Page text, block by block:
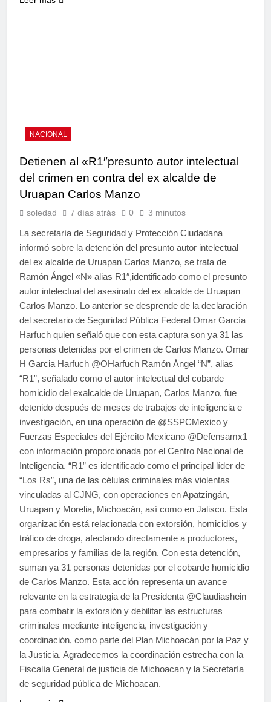
NACIONAL
Detienen al «R1″presunto autor intelectual
del crimen en contra del ex alcalde de
Uruapan Carlos Manzo
soledad 7 días atrás 0 3 minutos
La secretaría de Seguridad y Protección Ciudadana
informó sobre la detención del presunto autor intelectual
del ex alcalde de Uruapan Carlos Manzo, se trata de
Ramón Ángel «N» alias R1″,identificado como el presunto
autor intelectual del asesinato del ex alcalde de Uruapan
Carlos Manzo. Lo anterior se desprende de la declaración
del secretario de Seguridad Pública Federal Omar García
Harfuch quien señaló que con esta captura son ya 31 las
personas detenidas por el crimen de Carlos Manzo. Omar
H Garcia Harfuch @OHarfuch Ramón Ángel “N”, alias
“R1”, señalado como el autor intelectual del cobarde
homicidio del exalcalde de Uruapan, Carlos Manzo, fue
detenido después de meses de trabajos de inteligencia e
investigación, en una operación de @SSPCMexico y
Fuerzas Especiales del Ejército Mexicano @Defensamx1
con información proporcionada por el Centro Nacional de
Inteligencia. “R1” es identificado como el principal líder de
“Los Rs”, una de las células criminales más violentas
vinculadas al CJNG, con operaciones en Apatzingán,
Uruapan y Morelia, Michoacán, así como en Jalisco. Esta
organización está relacionada con extorsión, homicidios y
tráfico de droga, afectando directamente a productores,
empresarios y familias de la región. Con esta detención,
suman ya 31 personas detenidas por el cobarde homicidio
de Carlos Manzo. Esta acción representa un avance
relevante en la estrategia de la Presidenta @Claudiashein
para combatir la extorsión y debilitar las estructuras
criminales mediante inteligencia, investigación y
coordinación, como parte del Plan Michoacán por la Paz y
la Justicia. Agradecemos la coordinación estrecha con la
Fiscalía General de justicia de Michoacan y la Secretaría
de seguridad pública de Michoacan.